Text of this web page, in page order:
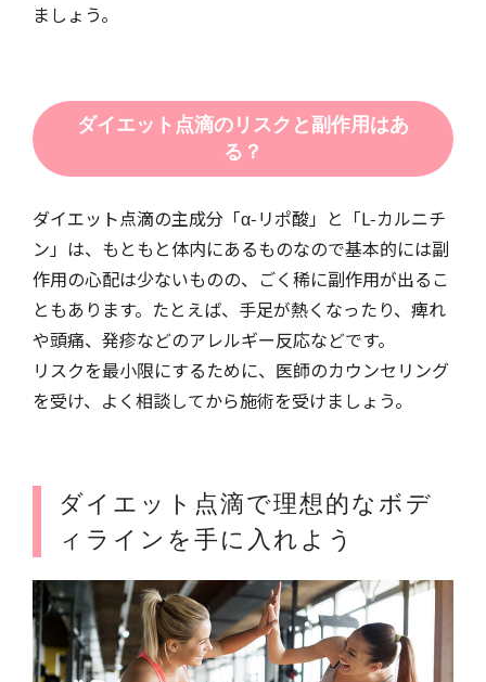
ましょう。
ダイエット点滴のリスクと副作用はあ
る？
ダイエット点滴の主成分「α-リポ酸」と「L-カルニチ
ン」は、もともと体内にあるものなので基本的には副
作用の心配は少ないものの、ごく稀に副作用が出るこ
ともあります。たとえば、手足が熱くなったり、痺れ
や頭痛、発疹などのアレルギー反応などです。
リスクを最小限にするために、医師のカウンセリング
を受け、よく相談してから施術を受けましょう。
ダイエット点滴で理想的なボデ
ィラインを手に入れよう